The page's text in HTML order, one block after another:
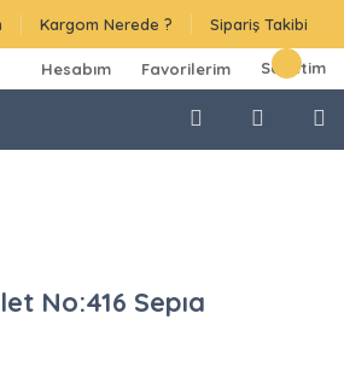
Kargom Nerede ? Sipariş Takibi
Hesabım Favorilerim Sepetim
No:416 Sepıa